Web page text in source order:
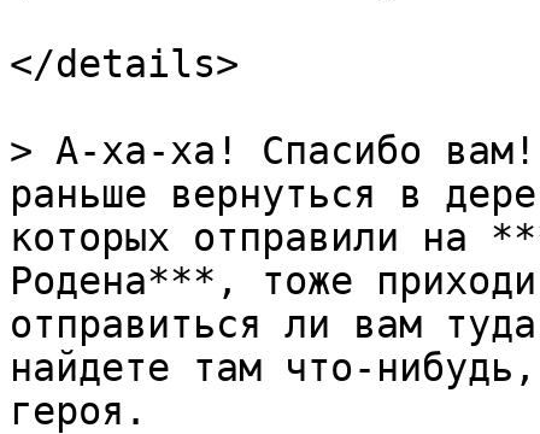
</details>
> А-ха-ха! Спасибо
раньше вернуться в
которых отправили на
Родена***, тоже
отправиться ли вам
найдете там что-
героя.